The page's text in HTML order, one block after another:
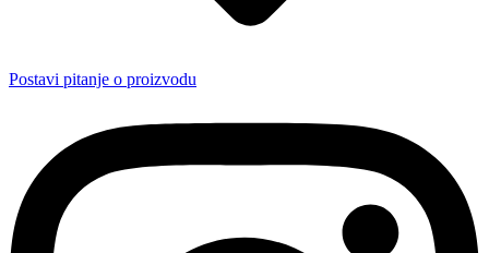
Postavi pitanje o proizvodu